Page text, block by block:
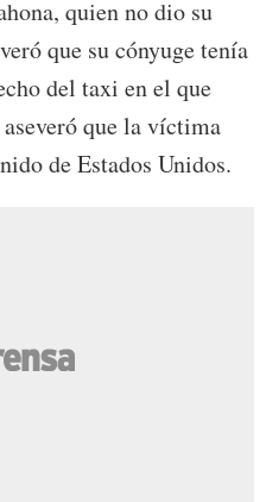
quien no dio su
que su cónyuge tenía
del taxi en el que
que la víctima
de Estados Unidos.